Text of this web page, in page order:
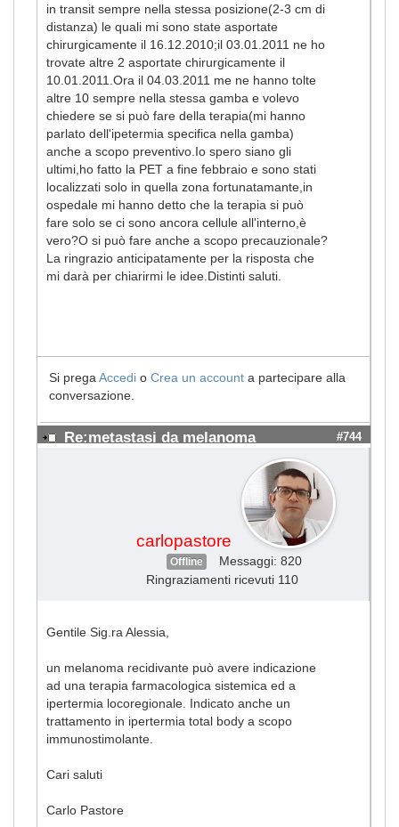
in transit sempre nella stessa posizione(2-3 cm di
distanza) le quali mi sono state asportate
chirurgicamente il 16.12.2010;il 03.01.2011 ne ho
trovate altre 2 asportate chirurgicamente il
10.01.2011.Ora il 04.03.2011 me ne hanno tolte
altre 10 sempre nella stessa gamba e volevo
chiedere se si può fare della terapia(mi hanno
parlato dell'ipetermia specifica nella gamba)
anche a scopo preventivo.Io spero siano gli
ultimi,ho fatto la PET a fine febbraio e sono stati
localizzati solo in quella zona fortunatamante,in
ospedale mi hanno detto che la terapia si può
fare solo se ci sono ancora cellule all'interno,è
vero?O si può fare anche a scopo precauzionale?
La ringrazio anticipatamente per la risposta che
mi darà per chiarirmi le idee.Distinti saluti.
Si prega Accedi o Crea un account a partecipare alla
conversazione.
Re:metastasi da melanoma #744
carlopastore
Offline
Messaggi: 820
Ringraziamenti ricevuti 110
Gentile Sig.ra Alessia,
un melanoma recidivante può avere indicazione
ad una terapia farmacologica sistemica ed a
ipertermia locoregionale. Indicato anche un
trattamento in ipertermia total body a scopo
immunostimolante.
Cari saluti
Carlo Pastore